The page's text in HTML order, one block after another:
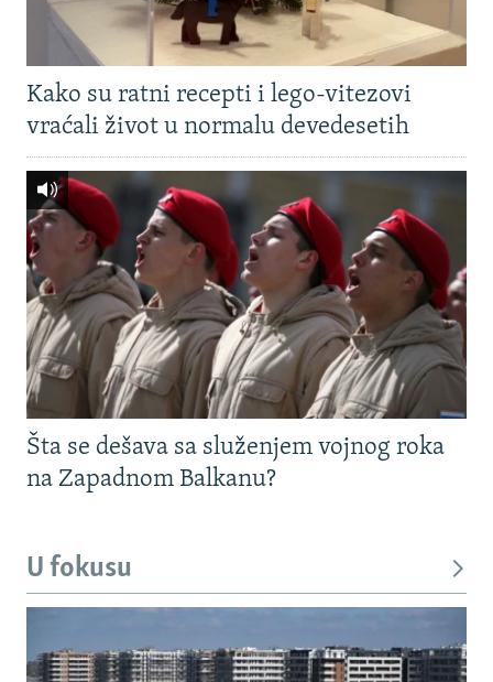
Kako su ratni recepti i lego-vitezovi
vraćali život u normalu devedesetih
Šta se dešava sa služenjem vojnog roka
na Zapadnom Balkanu?
U fokusu